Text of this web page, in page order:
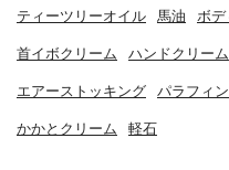
ティーツリーオイル 馬油 ボデ
首イボクリーム ハンドクリーム
エアーストッキング パラフィ
かかとクリーム 軽石